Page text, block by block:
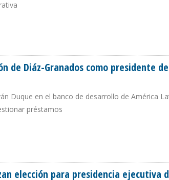
de Diáz-Granados como presidente
Duque en el banco de desarrollo de América
préstamos
elección para presidencia ejecutiva